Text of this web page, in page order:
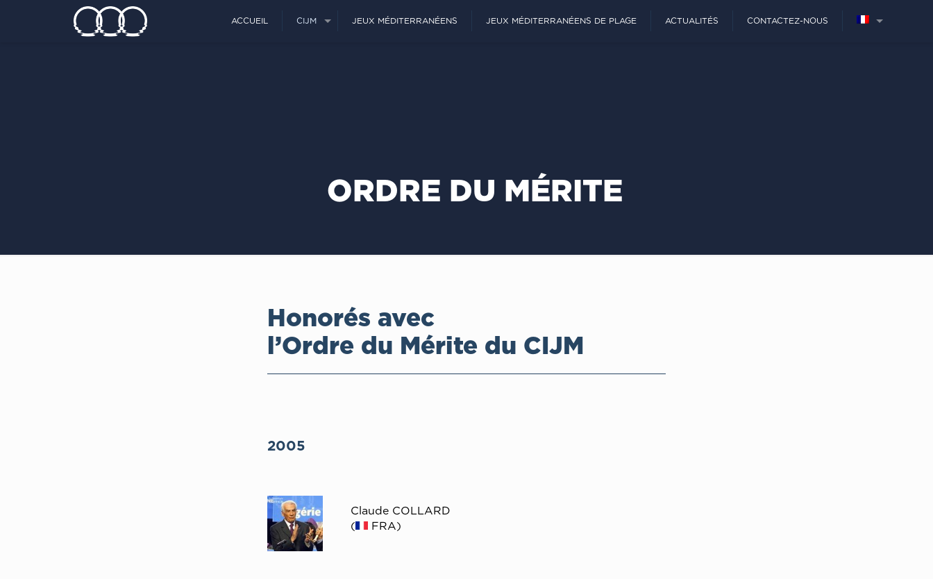
ACCUEIL CIJM JEUX MÉDITERRANÉENS JEUX MÉDITERRANÉENS DE PLAGE ACTUALITÉS CONTACTEZ-NOUS
ORDRE DU MÉRITE
Honorés avec
l’Ordre du Mérite du CIJM
2005
Claude COLLARD
(
FRA)